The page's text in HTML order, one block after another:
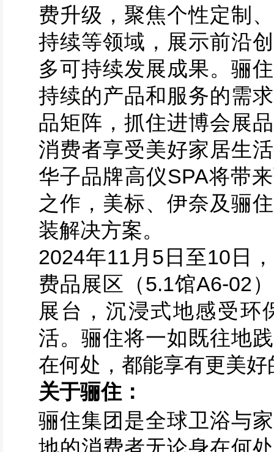
费升级，聚焦个性定制
持续等领域，展示前沿
多可持续发展成果。骊
持续的产品和服务的需
品矩阵，抓住进博会展
消费者享受美好家居生
华子品牌高仪SPA将带
之作，美标、伊奈及骊
装解决方案。
2024年11月5日至10日
费品展区（5.1馆A6-02
展台，沉浸式地感受环
活。骊住将一如既往地
在何处，都能享有更美好
关于骊住：
骊住集团是全球卫浴与
地的消费者无论身在何